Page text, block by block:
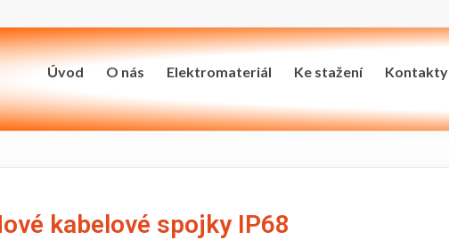
Úvod O nás Elektromateriál Ke stažení Kontakty
kabelové spojky IP68